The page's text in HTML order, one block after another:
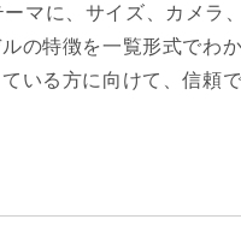
マに、サイズ、カメラ
の特徴を一覧形式でわ
いる方に向けて、信頼